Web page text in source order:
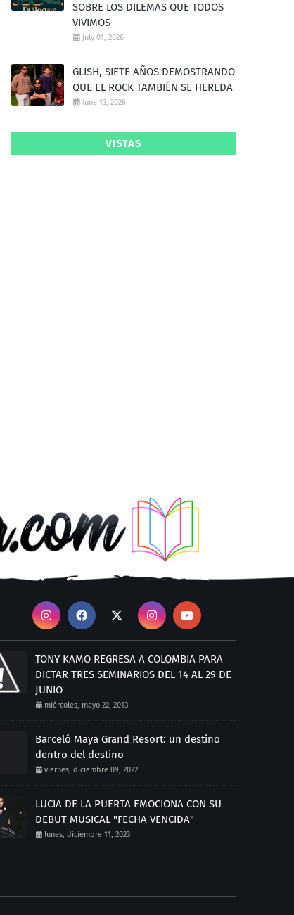
SOBRE LOS DILEMAS QUE TODOS
VIVIMOS
July 01, 2026
GLISH, SIETE AÑOS DEMOSTRANDO
QUE EL ROCK TAMBIÉN SE HEREDA
June 13, 2026
VISTAS
TONY KAMO REGRESA A COLOMBIA PARA
DICTAR TRES SEMINARIOS DEL 14 AL 29 DE
JUNIO
miércoles, mayo 22, 2013
Barceló Maya Grand Resort: un destino
dentro del destino
viernes, diciembre 09, 2022
LUCIA DE LA PUERTA EMOCIONA CON SU
DEBUT MUSICAL "FECHA VENCIDA"
lunes, diciembre 11, 2023